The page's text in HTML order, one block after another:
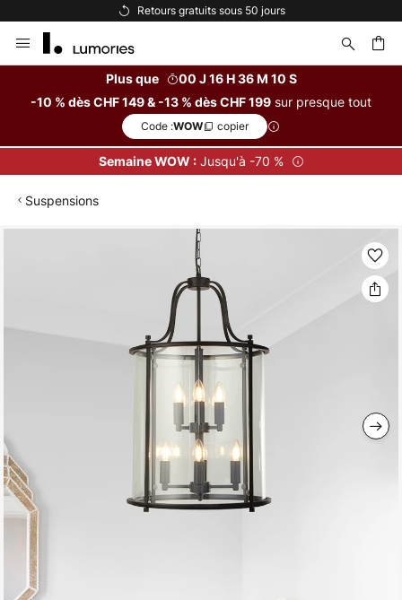
Retours gratuits sous 50 jours
Allez
au
Plus que
00 J 16 H 36 M 09 S
-10 % dès CHF 149 & -13 % dès CHF 199 sur presque tout
Code :WOW copier
Semaine WOW :Jusqu'à -70 %
Suspensions